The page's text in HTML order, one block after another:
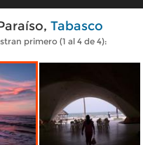
Tabasco
primero (1 al 4 de 4):